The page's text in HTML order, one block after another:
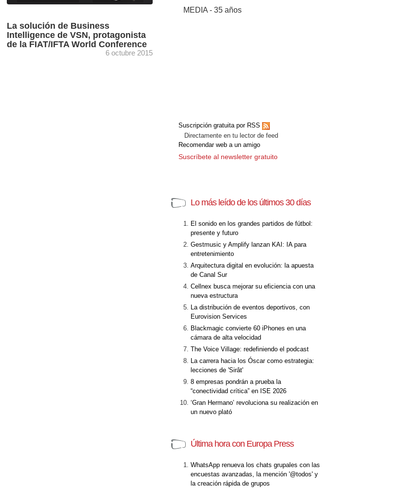
La solución de Business
Intelligence de VSN, protagonista
de la FIAT/IFTA World Conference
6 octubre 2015
MEDIA - 35 años
Suscripción gratuita por RSS
Directamente en tu lector de feed
Recomendar web a un amigo
Suscríbete al newsletter gratuito
Lo más leído de los últimos 30 días
El sonido en los grandes partidos de fútbol:
presente y futuro
Gestmusic y Amplify lanzan KAI: IA para
entretenimiento
Arquitectura digital en evolución: la apuesta
de Canal Sur
Cellnex busca mejorar su eficiencia con una
nueva estructura
La distribución de eventos deportivos, con
Eurovision Services
Blackmagic convierte 60 iPhones en una
cámara de alta velocidad
The Voice Village: redefiniendo el podcast
La carrera hacia los Óscar como estrategia:
lecciones de 'Sirât'
8 empresas pondrán a prueba la
“conectividad crítica” en ISE 2026
‘Gran Hermano’ revoluciona su realización en
un nuevo plató
Última hora con Europa Press
WhatsApp renueva los chats grupales con las
encuestas avanzadas, la mención '@todos' y
la creación rápida de grupos